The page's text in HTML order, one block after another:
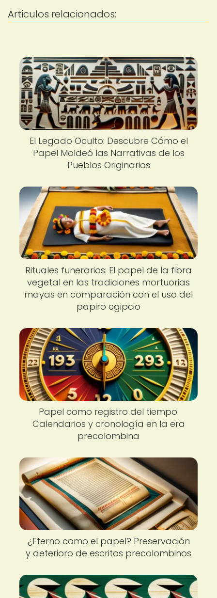
Articulos relacionados:
El Legado Oculto: Descubre Cómo el
Papel Moldeó las Narrativas de los
Pueblos Originarios
Rituales funerarios: El papel de la fibra
vegetal en las tradiciones mortuorias
mayas en comparación con el uso del
papiro egipcio
Papel como registro del tiempo:
Calendarios y cronología en la era
precolombina
¿Eterno como el papel? Preservación
y deterioro de escritos precolombinos